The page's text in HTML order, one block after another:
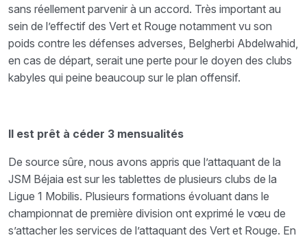
sans réellement parvenir à un accord. Très important au
sein de l’effectif des Vert et Rouge notamment vu son
poids contre les défenses adverses, Belgherbi Abdelwahid,
en cas de départ, serait une perte pour le doyen des clubs
kabyles qui peine beaucoup sur le plan offensif.
Il est prêt à céder 3 mensualités
De source sûre, nous avons appris que l’attaquant de la
JSM Béjaia est sur les tablettes de plusieurs clubs de la
Ligue 1 Mobilis. Plusieurs formations évoluant dans le
championnat de première division ont exprimé le vœu de
s’attacher les services de l’attaquant des Vert et Rouge. En